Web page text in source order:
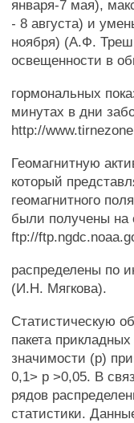
января-7 мая),
- 8 августа) и
ноября) (А.Ф.
освещенности в
гормональных
минутах в дни
http://
Геомагнитную
который
геомагнитного
были получены на
ftp://
распределены по
(И.Н. Мягкова).
Статистическую
пакета
значимости (р)
0,1> р >0,05. В
рядов
статистики.